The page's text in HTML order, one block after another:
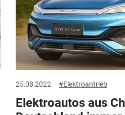
25.08.2022 #Elektroantrieb
Elektroautos aus